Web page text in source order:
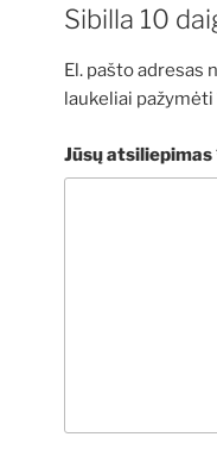
Sibilla 10
El. pašto adresas
laukeliai pažymėti
Jūsų atsiliepimas